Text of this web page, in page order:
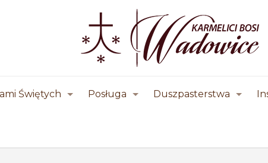
Świętych Posługa Duszpasterstwa